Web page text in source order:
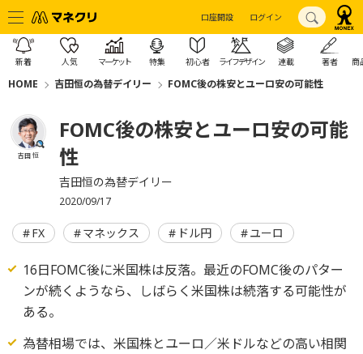
口座開設 ログイン
新着 人気 マーケット 特集 初心者 ライフデザイン 連載 著者 商
HOME 吉田恒の為替デイリー FOMC後の株安とユーロ安の可能性
吉田 恒
FOMC後の株安とユーロ安の可能
性
吉田恒の為替デイリー
2020/09/17
FX マネックス ドル円 ユーロ
16日FOMC後に米国株は反落。最近のFOMC後のパター
ンが続くようなら、しばらく米国株は続落する可能性が
ある。
為替相場では、米国株とユーロ／米ドルなどの高い相関